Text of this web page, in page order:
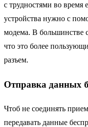
с трудностями во время
устройства нужно с
модема. В большинстве
что это более
разъем.
Отправка данных
Чтоб не соединять
передавать данные